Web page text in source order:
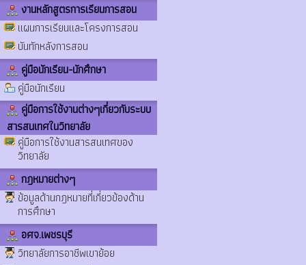
งานหลักสูตรการเรียนการสอน
แผนการเรียนและโครงการสอน
บันทักหลังการสอน
คู่มือนักเรียน-นักศึกษา
คู่มือนักเรียน
คู่มือการใช้งานต่างๆเกี่ยวกับระบบ
สารสนเทศในวิทยาลัย
คู่มือการใช้งานสารสนเทศของ
วิทยาลัย
กฎหมายต่างๆ
ข้อมูลด้านกฎหมายที่เกี่ยวข้องด้าน
การศึกษา
อศจ.เพชรบุรี
วิทยาลัยการอาชีพเขาย้อย